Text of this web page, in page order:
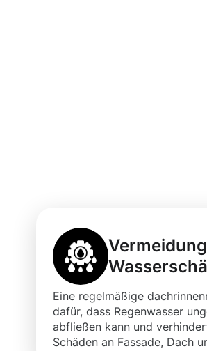
Eine regelmäßige
dafür, dass Regenwasser
abfließen kann und
Schäden an Fassade, Dach